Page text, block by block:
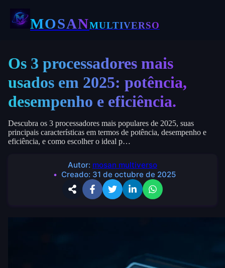
MOSANMULTIVERSO
Os 3 processadores mais
usados ​​em 2025: potência,
desempenho e eficiência.
Descubra os 3 processadores mais populares de 2025, suas
principais características em termos de potência, desempenho e
eficiência, e como escolher o ideal p…
Autor: mosan multiverso
Creado: 31 de octubre de 2025